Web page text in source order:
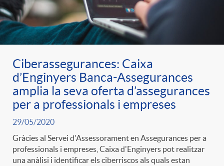
Ciberassegurances: Caixa
d’Enginyers Banca-Assegurances
amplia la seva oferta d’assegurances
per a professionals i empreses
29/05/2020
Gràcies al Servei d'Assessorament en Assegurances per a
professionals i empreses, Caixa d'Enginyers pot realitzar
una anàlisi i identificar els ciberriscos als quals estan